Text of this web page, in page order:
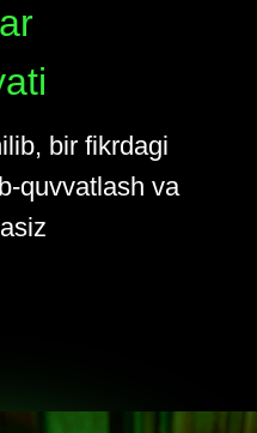
bir fikrdagi
quvvatlash va